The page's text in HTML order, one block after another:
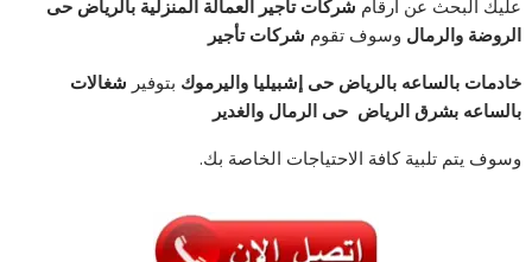
عليك البحث عن أرقام شركات تاجير العمالة المنزلية بالرياض حى
الروضة والرمال وسوف تقوم شركات تأجير
خادمات بالساعه بالرياض حى إشبيليا واليرموك بتوفير شغالات
بالساعه بشرق الرياض حى الرمال والغدير
وسوف يتم تلبية كافة الاحتياجات الخاصة بك.